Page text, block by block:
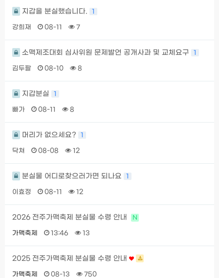
지갑을 분실했습니다. 1
강희재 08-11 7
소맥제조대회 심사위원 문제발언 공개사과 및 교체요구 1
김두팔 08-10 8
지갑분실 1
빠가 08-11 8
머리가 없으세요? 1
닥쳐 08-08 12
분실물 어디로찾으러가면 되나요 1
이효정 08-11 12
2026 전주가맥축제 분실물 수령 안내 N
가맥축제 13:46 13
2025 전주가맥축제 분실물 수령 안내
가맥축제 08-13 750